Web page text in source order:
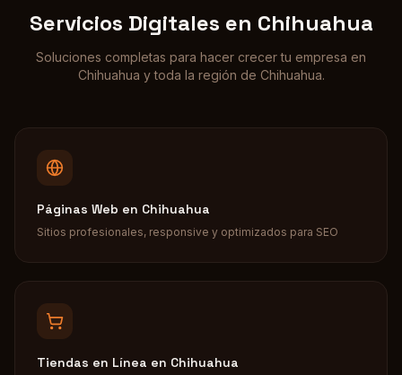
Servicios Digitales en Chihuahua
Soluciones completas para hacer crecer tu empresa en
Chihuahua y toda la región de Chihuahua.
Páginas Web en Chihuahua
Sitios profesionales, responsive y optimizados para SEO
Tiendas en Línea en Chihuahua